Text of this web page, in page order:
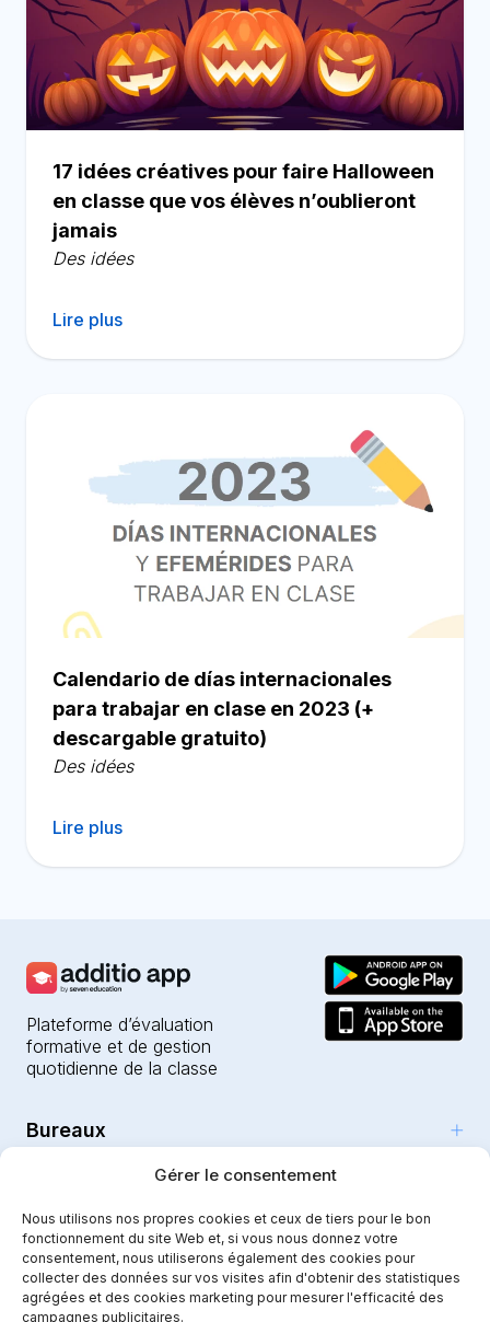
Gérer le consentement
Nous utilisons nos propres cookies et ceux de tiers pour le bon
fonctionnement du site Web et, si vous nous donnez votre
consentement, nous utiliserons également des cookies pour
collecter des données sur vos visites afin d'obtenir des statistiques
agrégées et des cookies marketing pour mesurer l'efficacité des
campagnes publicitaires.
17 idées créatives pour faire Halloween
en classe que vos élèves n’oublieront
jamais
Des idées
Lire plus
Calendario de días internacionales
para trabajar en clase en 2023 (+
descargable gratuito)
Des idées
Lire plus
Plateforme d’évaluation
formative et de gestion
quotidienne de la classe
Bureaux
Parc Científic i Tecnològic
C/Emili Grahit, 91
Edifici Monturiol
Planta 1, oficina C01-02
L’IA pour les enseignants
Pour les enseignants
Établissements publics
Ressources
Fonctionnalités
Tutoriels et aide
Sécurité
Sécurité et confidentialité